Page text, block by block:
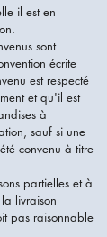
il est en
sont
écrite
est respecté
et qu'il est
à
sauf si une
convenu à titre
partielles et à
livraison
pas raisonnable